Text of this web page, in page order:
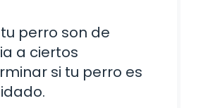
perro son de
a ciertos
si tu perro es